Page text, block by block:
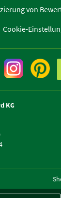
von
Cookie-
KG